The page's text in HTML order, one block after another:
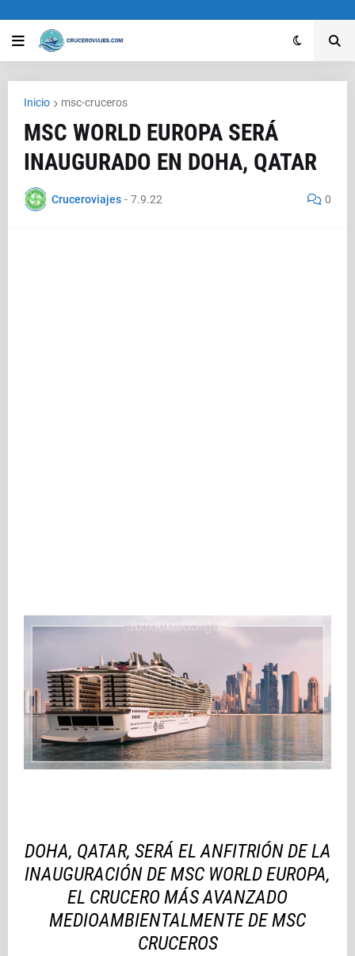
Inicio msc-cruceros
MSC WORLD EUROPA SERÁ
INAUGURADO EN DOHA, QATAR
Cruceroviajes - 7.9.22 0
DOHA, QATAR, SERÁ EL ANFITRIÓN DE LA
INAUGURACIÓN DE MSC WORLD EUROPA,
EL CRUCERO MÁS AVANZADO
MEDIOAMBIENTALMENTE DE MSC
CRUCEROS